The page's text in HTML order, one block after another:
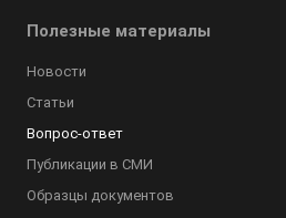
Полезные материалы
Новости
Статьи
Вопрос-ответ
Публикации в СМИ
Образцы документов